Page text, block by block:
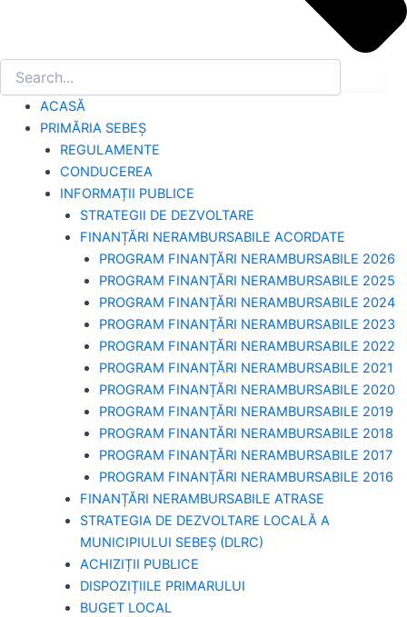
ACASĂ
PRIMĂRIA SEBEȘ
REGULAMENTE
CONDUCEREA
INFORMAȚII PUBLICE
STRATEGII DE DEZVOLTARE
FINANȚĂRI NERAMBURSABILE ACORDATE
PROGRAM FINANȚĂRI NERAMBURSABILE 2026
PROGRAM FINANȚĂRI NERAMBURSABILE 2025
PROGRAM FINANȚĂRI NERAMBURSABILE 2024
PROGRAM FINANȚĂRI NERAMBURSABILE 2023
PROGRAM FINANȚĂRI NERAMBURSABILE 2022
PROGRAM FINANȚĂRI NERAMBURSABILE 2021
PROGRAM FINANȚĂRI NERAMBURSABILE 2020
PROGRAM FINANȚĂRI NERAMBURSABILE 2019
PROGRAM FINANTĂRI NERAMBURSABILE 2018
PROGRAM FINANȚĂRI NERAMBURSABILE 2017
PROGRAM FINANȚĂRI NERAMBURSABILE 2016
FINANȚĂRI NERAMBURSABILE ATRASE
STRATEGIA DE DEZVOLTARE LOCALĂ A
MUNICIPIULUI SEBEȘ (DLRC)
ACHIZIȚII PUBLICE
DISPOZIȚIILE PRIMARULUI
BUGET LOCAL